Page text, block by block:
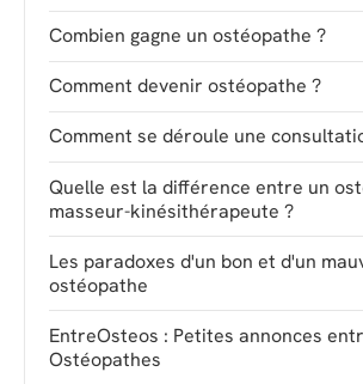
Combien gagne un ostéopathe ?
Comment devenir ostéopathe ?
Comment se déroule une
Quelle est la différence entre un
masseur-kinésithérapeute ?
Les paradoxes d'un bon et d'un
ostéopathe
EntreOsteos : Petites annonces
Ostéopathes